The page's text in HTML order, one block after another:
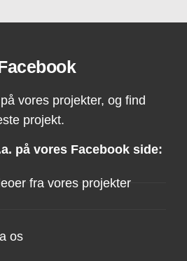
vores projekter, og find
projekt.
på vores Facebook side:
fra vores projekter
os